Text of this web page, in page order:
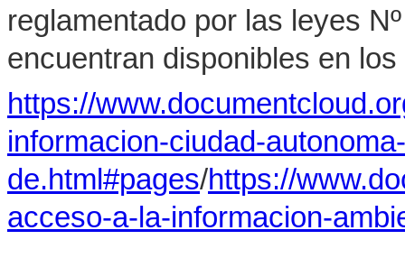
reglamentado por las leyes
encuentran disponibles en
https://
informacion-ciudad-autonoma-
de.html#pages/https://
acceso-a-la-informacion-